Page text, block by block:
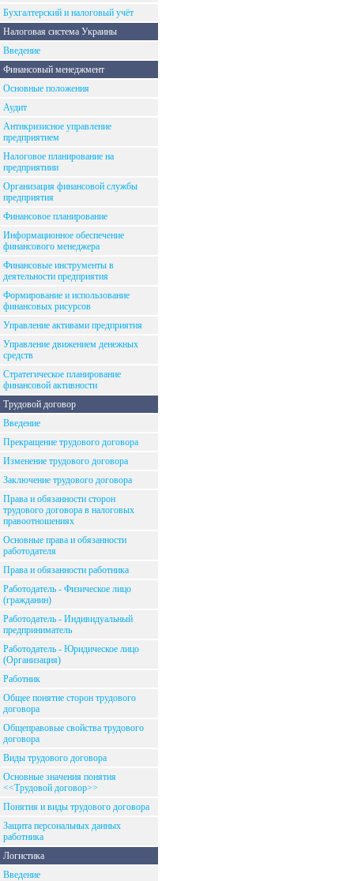
Бухгалтерский и налоговый учёт
Налоговая система Украины
Введение
Финансовый менеджмент
Основные положения
Аудит
Антикризисное управление
предприятием
Налоговое планирование на
предприятиии
Организация финансовой службы
предприятия
Финансовое планирование
Информационное обеспечение
финансового менеджера
Финансовые инструменты в
деятельности предприятия
Формирование и использование
финансовых рисурсов
Управление активами предприятия
Управление движением денежных
средств
Стратегическое планирование
финансовой активности
Трудовой договор
Введение
Прекращение трудового договора
Изменение трудового договора
Заключение трудового договора
Права и обязанности сторон
трудового договора в налоговых
правоотношениях
Основные права и обязанности
работодателя
Права и обязанности работника
Работодатель - Физическое лицо
(гражданин)
Работодатель - Индивидуальный
предприниматель
Работодатель - Юридическое лицо
(Организация)
Работник
Общее понятие сторон трудового
договора
Общеправовые свойства трудового
договора
Виды трудового договора
Основные значения понятия
<<Трудовой договор>>
Понятия и виды трудового договора
Защита персональных данных
работника
Логистика
Введение